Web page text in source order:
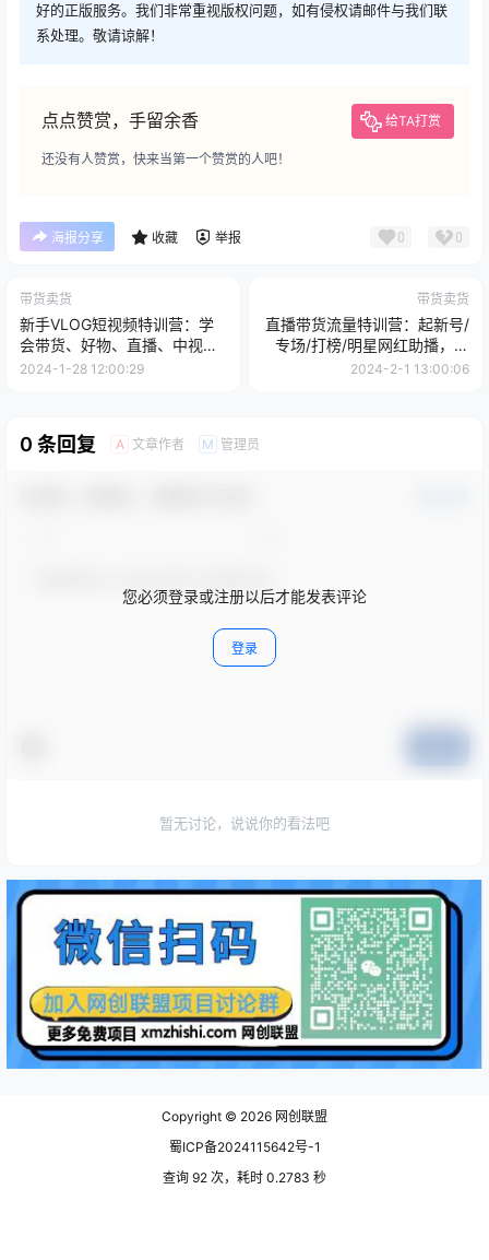
好的正版服务。我们非常重视版权问题，如有侵权请邮件与我们联
系处理。敬请谅解！
点点赞赏，手留余香 给TA打赏
还没有人赞赏，快来当第一个赞赏的人吧！
海报分享 收藏 举报 0 0
带货卖货
新手VLOG短视频特训营：学
会带货、好物、直播、中视
频、赚Q方法(16节课)
2024-1-28 12:00:29
带货卖货
直播带货流量特训营：起新号/
专场/打榜/明星网红助播，月
播千万gmv
2024-2-1 13:00:06
0 条回复 A 文章作者 M 管理员
您必须登录或注册以后才能发表评论
登录
暂无讨论，说说你的看法吧
Copyright © 2026 网创联盟
蜀ICP备2024115642号-1
查询 92 次，耗时 0.2783 秒